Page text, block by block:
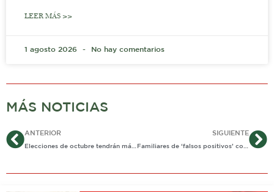
LEER MÁS >>
1 agosto 2026 No hay comentarios
MÁS NOTICIAS
AntANTERIOR
Elecciones de octubre tendrán más de 1.000 registradores en todo el país
SIGUIENTE
Familiares de ‘falsos positivos’ confrontarán versiones de militares